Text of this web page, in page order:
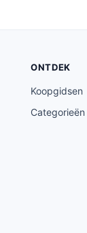
ONTDEK
Koopgidsen
Categorieën